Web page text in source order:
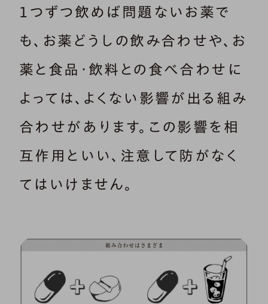
１つずつ飲めば問題ないお薬で
も、お薬どうしの飲み合わせや、お
薬と食品・飲料との食べ合わせに
よっては、よくない影響が出る組み
合わせがあります。この影響を相
互作用といい、注意して防がなく
てはいけません。